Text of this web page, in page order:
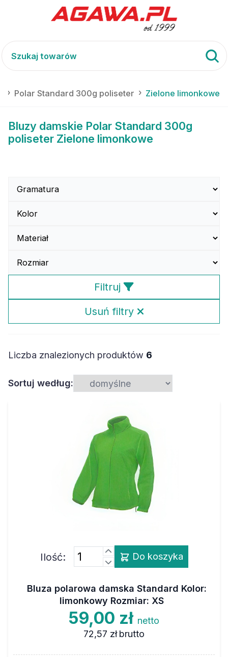
Polar Standard 300g poliseter Zielone limonkowe
Bluzy damskie Polar Standard 300g
poliseter Zielone limonkowe
Filtruj
Usuń filtry
Liczba znalezionych produktów 6
Sortuj według:
Ilość: Do koszyka
Bluza polarowa damska Standard Kolor:
limonkowy Rozmiar: XS
59,00 zł netto
72,57 zł brutto